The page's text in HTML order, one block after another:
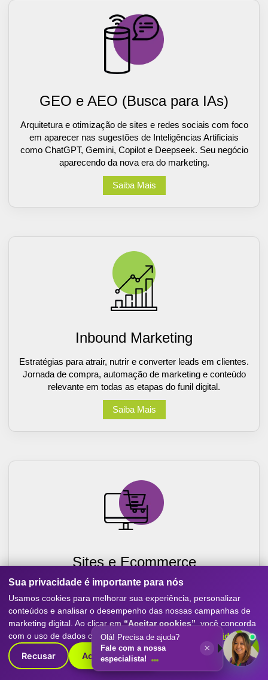
GEO e AEO (Busca para IAs)
Arquitetura e otimização de sites e redes sociais com foco
em aparecer nas sugestões de Inteligências Artificiais
como ChatGPT, Gemini, Copilot e Deepseek. Seu negócio
aparecendo da nova era do marketing.
Saiba Mais
Inbound Marketing
Estratégias para atrair, nutrir e converter leads em clientes.
Jornada de compra, automação de marketing e conteúdo
relevante em todas as etapas do funil digital.
Saiba Mais
Sites e Ecommerce
Criação de sites otimizados para conversão, com
experiência mobile-first, SEO e performance. Destaque
sua empresa com o melhor do marketing digital.
Saiba Mais
Sua privacidade é importante para nós
Usamos cookies para melhorar sua experiência, personalizar
conteúdos e analisar o desempenho das nossas campanhas de
marketing digital. Ao clicar em “Aceitar cookies” , você concorda
com o uso de dados conforme nossaPolítica de Privacidade.
Recusar Aceitar cookies
Olá! Precisa de ajuda?
Fale com a nossa
especialista!
×